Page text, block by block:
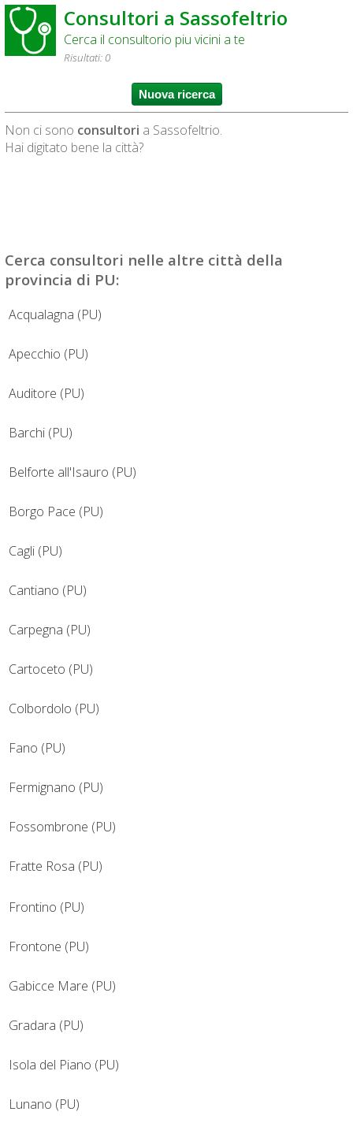
Consultori a Sassofeltrio
Cerca il consultorio piu vicini a te
Risultati: 0
Non ci sono consultori a Sassofeltrio.
Hai digitato bene la città?
Cerca consultori nelle altre città della
provincia di PU:
Acqualagna (PU)
Apecchio (PU)
Auditore (PU)
Barchi (PU)
Belforte all'Isauro (PU)
Borgo Pace (PU)
Cagli (PU)
Cantiano (PU)
Carpegna (PU)
Cartoceto (PU)
Colbordolo (PU)
Fano (PU)
Fermignano (PU)
Fossombrone (PU)
Fratte Rosa (PU)
Frontino (PU)
Frontone (PU)
Gabicce Mare (PU)
Gradara (PU)
Isola del Piano (PU)
Lunano (PU)